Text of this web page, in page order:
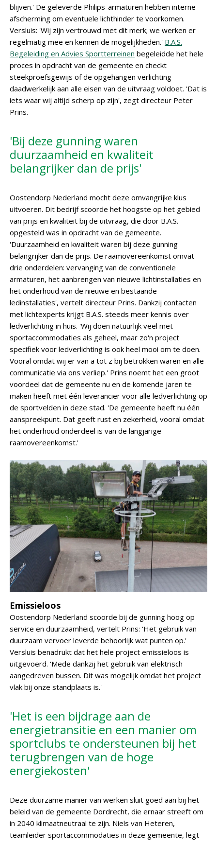
blijven.' De geleverde Philips-armaturen hebben interne
afscherming om eventuele lichthinder te voorkomen.
Versluis: 'Wij zijn vertrouwd met dit merk; we werken er
regelmatig mee en kennen de mogelijkheden.' B.A.S.
Begeleiding en Advies Sportterreinen begeleidde het hele
proces in opdracht van de gemeente en checkt
steekproefsgewijs of de opgehangen verlichting
daadwerkelijk aan alle eisen van de uitvraag voldoet. 'Dat is
iets waar wij altijd scherp op zijn', zegt directeur Peter
Prins.
'Bij deze gunning waren
duurzaamheid en kwaliteit
belangrijker dan de prijs'
Oostendorp Nederland mocht deze omvangrijke klus
uitvoeren. Dit bedrijf scoorde het hoogste op het gebied
van prijs en kwaliteit bij de uitvraag, die door B.A.S.
opgesteld was in opdracht van de gemeente.
'Duurzaamheid en kwaliteit waren bij deze gunning
belangrijker dan de prijs. De raamovereenkomst omvat
drie onderdelen: vervanging van de conventionele
armaturen, het aanbrengen van nieuwe lichtinstallaties en
het onderhoud van de nieuwe en bestaande
ledinstallaties', vertelt directeur Prins. Dankzij contacten
met lichtexperts krijgt B.A.S. steeds meer kennis over
ledverlichting in huis. 'Wij doen natuurlijk veel met
sportaccommodaties als geheel, maar zo'n project
specifiek voor ledverlichting is ook heel mooi om te doen.
Vooral omdat wij er van a tot z bij betrokken waren en alle
communicatie via ons verliep.' Prins noemt het een groot
voordeel dat de gemeente nu en de komende jaren te
maken heeft met één leverancier voor alle ledverlichting op
de sportvelden in deze stad. 'De gemeente heeft nu één
aanspreekpunt. Dat geeft rust en zekerheid, vooral omdat
het onderhoud onderdeel is van de langjarige
raamovereenkomst.'
Emissieloos
Oostendorp Nederland scoorde bij de gunning hoog op
service en duurzaamheid, vertelt Prins: 'Het gebruik van
duurzaam vervoer leverde behoorlijk wat punten op.'
Versluis benadrukt dat het hele project emissieloos is
uitgevoerd. 'Mede dankzij het gebruik van elektrisch
aangedreven bussen. Dit was mogelijk omdat het project
vlak bij onze standplaats is.'
'Het is een bijdrage aan de
energietransitie en een manier om
sportclubs te ondersteunen bij het
terugbrengen van de hoge
energiekosten'
Deze duurzame manier van werken sluit goed aan bij het
beleid van de gemeente Dordrecht, die ernaar streeft om
in 2040 klimaatneutraal te zijn. Niels van Heteren,
teamleider sportaccommodaties in deze gemeente, legt